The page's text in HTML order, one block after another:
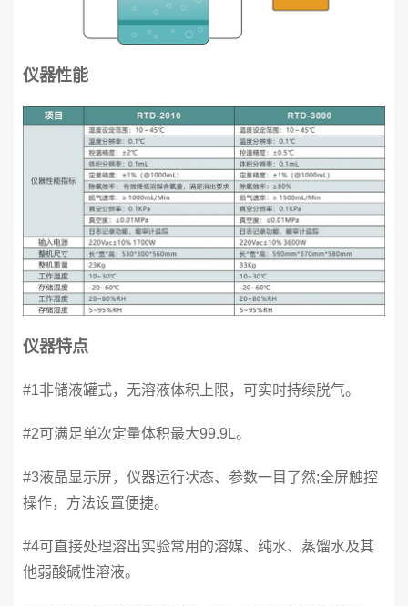
仪器性能
仪器特点
#1非储液罐式，无溶液体积上限，可实时持续脱气。
#2可满足单次定量体积最大99.9L。
#3液晶显示屏，仪器运行状态、参数一目了然;全屏触控
操作，方法设置便捷。
#4可直接处理溶出实验常用的溶媒、纯水、蒸馏水及其
他弱酸碱性溶液。